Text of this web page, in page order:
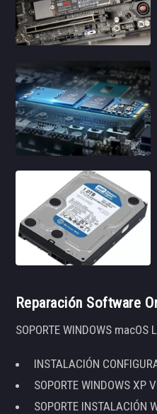
Reparación Software
SOPORTE WINDOWS macOS
INSTALACIÓN
SOPORTE WINDOWS XP
SOPORTE INSTALACIÓN